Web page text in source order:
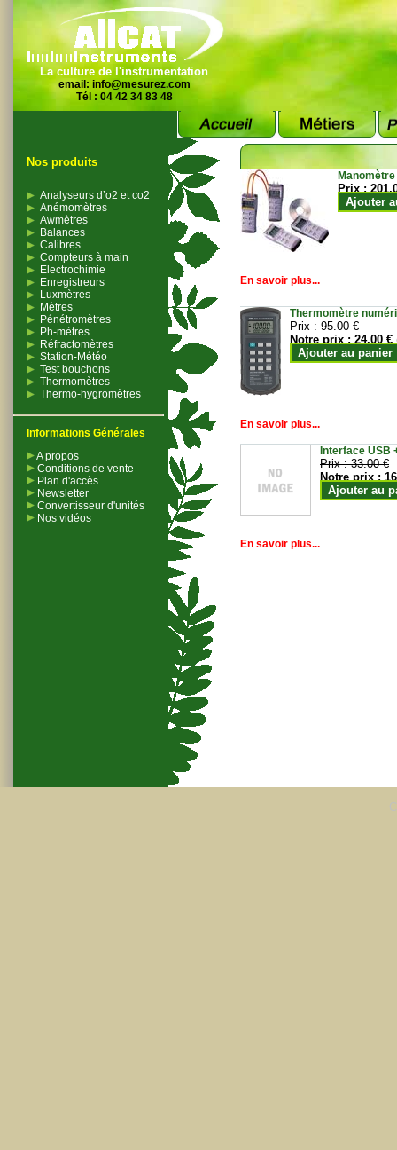
La culture de l'instrumentation
email: info@mesurez.com
Tél : 04 42 34 83 48
Nos produits
Analyseurs d’o2 et co2
Anémomètres
Awmètres
Balances
Calibres
Compteurs à main
Electrochimie
Enregistreurs
Luxmètres
Mètres
Pénétromètres
Ph-mètres
Réfractomètres
Station-Météo
Test bouchons
Thermomètres
Thermo-hygromètres
Informations Générales
A propos
Conditions de vente
Plan d'accès
Newsletter
Convertisseur d'unités
Nos vidéos
Prix :
Ajouter
En savoir plus...
Thermomètre
Prix :95.00 €
Notre prix :24.00 €
Ajouter au panier
En savoir plus...
Interface USB
Prix :33.00 €
Notre prix :
Ajouter au
En savoir plus...